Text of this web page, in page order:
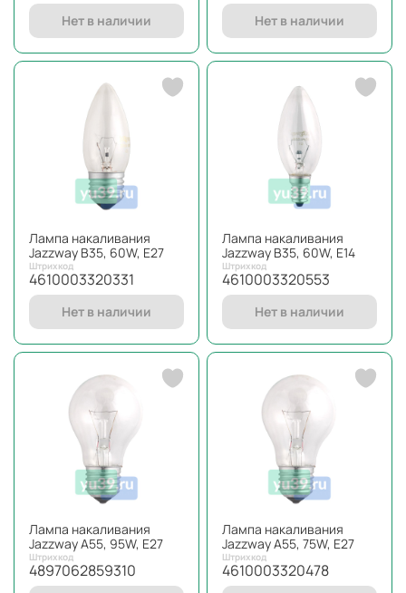
Нет в наличии Нет в наличии
Лампа накаливания
Jazzway B35, 60W, E27
Штрихкод
4610003320331
Нет в наличии
Лампа накаливания
Jazzway В35, 60W, E14
Штрихкод
4610003320553
Нет в наличии
Лампа накаливания
Jazzway A55, 95W, E27
Штрихкод
4897062859310
Лампа накаливания
Jazzway A55, 75W, E27
Штрихкод
4610003320478